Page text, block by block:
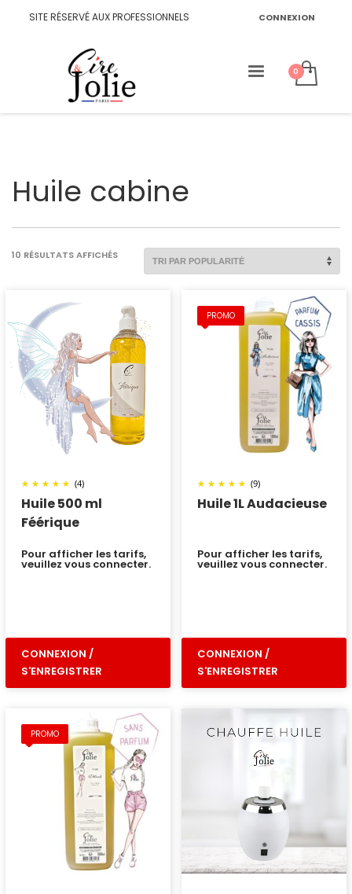
SITE RÉSERVÉ AUX PROFESSIONNELS CONNEXION
Huile cabine
10 RÉSULTATS AFFICHÉSTRIÉ
Huile 500 ml
Féérique
(4)
Pour afficher les tarifs,
veuillez vous connecter.
CONNEXION /
S'ENREGISTRER
PROMO
Huile 1L Audacieuse
(9)
Pour afficher les tarifs,
veuillez vous connecter.
CONNEXION /
S'ENREGISTRER
PROMO